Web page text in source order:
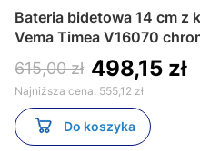
Bateria bidetowa 14 cm z
Vema Timea V16070
615,00 zł 498,15 zł
Najniższa cena: 555,12 zł
Do koszyka